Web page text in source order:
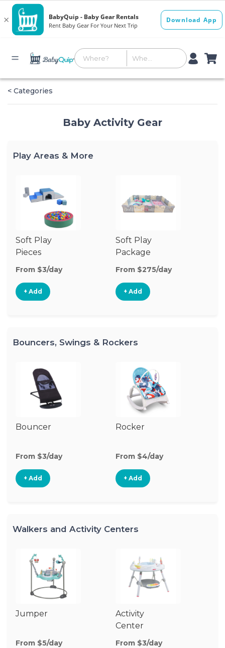
< Categories
Baby Activity Gear
Play Areas & More
Soft Play
Pieces
From $3/day
+ Add
Soft Play
Package
From $275/day
+ Add
Bouncers, Swings & Rockers
Bouncer
From $3/day
+ Add
Rocker
From $4/day
+ Add
Walkers and Activity Centers
Jumper
From $5/day
Activity
Center
From $3/day